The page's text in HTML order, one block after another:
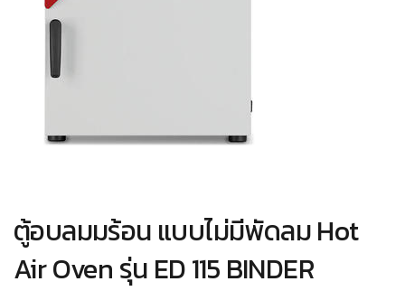
ตู้อบลมมร้อน แบบไม่มีพัดลม Hot
Air Oven รุ่น ED 115 BINDER